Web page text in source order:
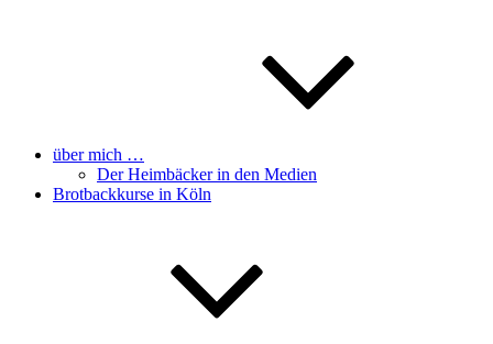
über mich …
Der Heimbäcker in den Medien
Brotbackkurse in Köln